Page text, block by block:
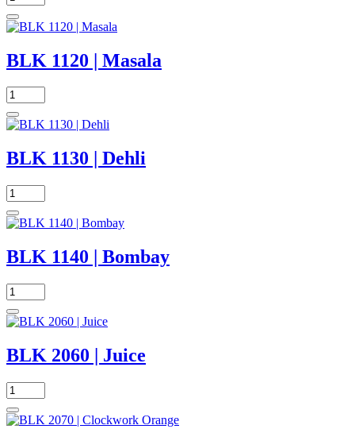
BLK 1120 | Masala
BLK 1130 | Dehli
BLK 1140 | Bombay
BLK 2060 | Juice